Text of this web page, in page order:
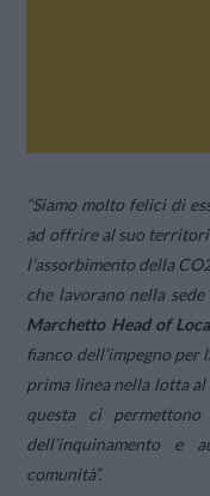
“Siamo molto felici di
ad offrire al suo
l’assorbimento della
che lavorano nella sede
Marchetto Head of
fianco dell’impegno per
prima linea nella lotta
questa ci
dell’inquinamento e
comunità”.